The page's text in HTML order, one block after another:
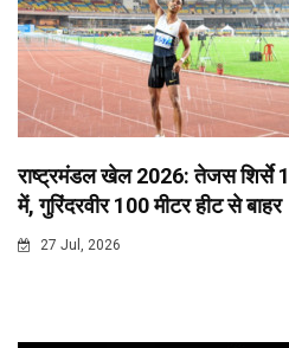
राष्ट्रमंडल खेल 2026: तेजस शिर्से
में, गुरिंदरवीर 100 मीटर हीट से बाहर
27 Jul, 2026